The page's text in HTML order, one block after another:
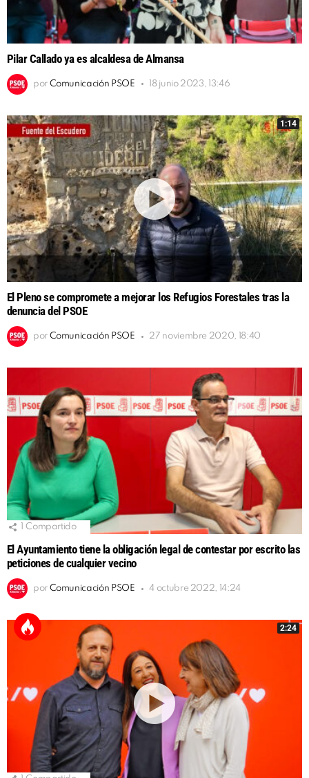
Pilar Callado ya es alcaldesa de Almansa
por Comunicación PSOE 18 junio 2023, 13:46
1:14
El Pleno se compromete a mejorar los Refugios Forestales tras la
denuncia del PSOE
por Comunicación PSOE 27 noviembre 2020, 18:40
Compartido
El Ayuntamiento tiene la obligación legal de contestar por escrito las
peticiones de cualquier vecino
por Comunicación PSOE 4 octubre 2022, 14:24
2:24